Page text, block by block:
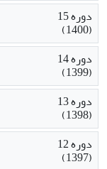
دوره 15
(1400)
دوره 14
(1399)
دوره 13
(1398)
دوره 12
(1397)